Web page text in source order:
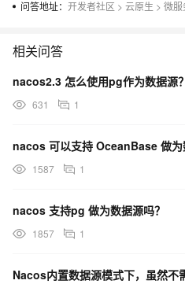
问答地址： 开发者社区 > 云原生 > 微服
相关问答
nacos2.3 怎么使用pg作为数据源？
631 1
nacos 可以支持 OceanBase 做为
1587 1
nacos 支持pg 做为数据源吗？
1857 1